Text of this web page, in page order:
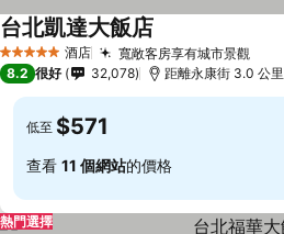
5 星級 酒店 寬敞客房享有城市景觀
台北凱達大飯店
8.2 很好 32,078 距離永康街 3.0 公里
低至 $571
查看 11 個網站的價格
熱門選擇